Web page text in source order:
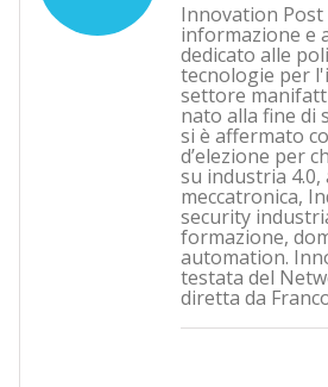
Innovation
informazione e
dedicato alle
tecnologie per
settore
nato alla fine di
si è affermato
d’elezione per
su industria
meccatronica,
security
formazione,
automation.
testata del
diretta da